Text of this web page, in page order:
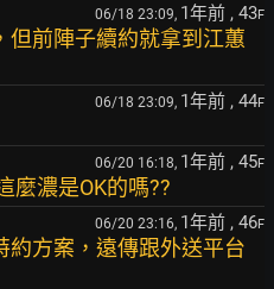
06/18 23:09, 1年前 , 43F
但前陣子續約就拿到江蕙
06/18 23:09, 1年前 , 44F
06/20 16:18, 1年前 , 45F
麼濃是OK的嗎??
06/20 23:16, 1年前 , 46F
約方案，遠傳跟外送平台